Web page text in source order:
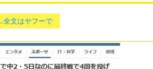
全文はヤフーで